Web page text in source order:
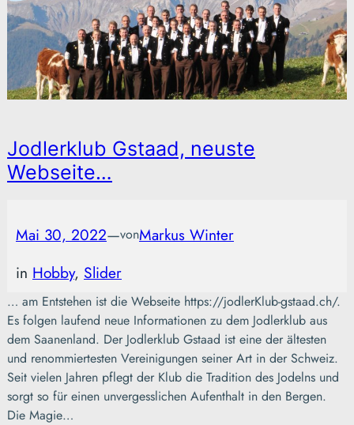
Jodlerklub Gstaad, neuste
Webseite…
Mai 30, 2022—vonMarkus Winter
in Hobby, Slider
… am Entstehen ist die Webseite https://jodlerKlub-gstaad.ch/.
Es folgen laufend neue Informationen zu dem Jodlerklub aus
dem Saanenland. Der Jodlerklub Gstaad ist eine der ältesten
und renommiertesten Vereinigungen seiner Art in der Schweiz.
Seit vielen Jahren pflegt der Klub die Tradition des Jodelns und
sorgt so für einen unvergesslichen Aufenthalt in den Bergen.
Die Magie…